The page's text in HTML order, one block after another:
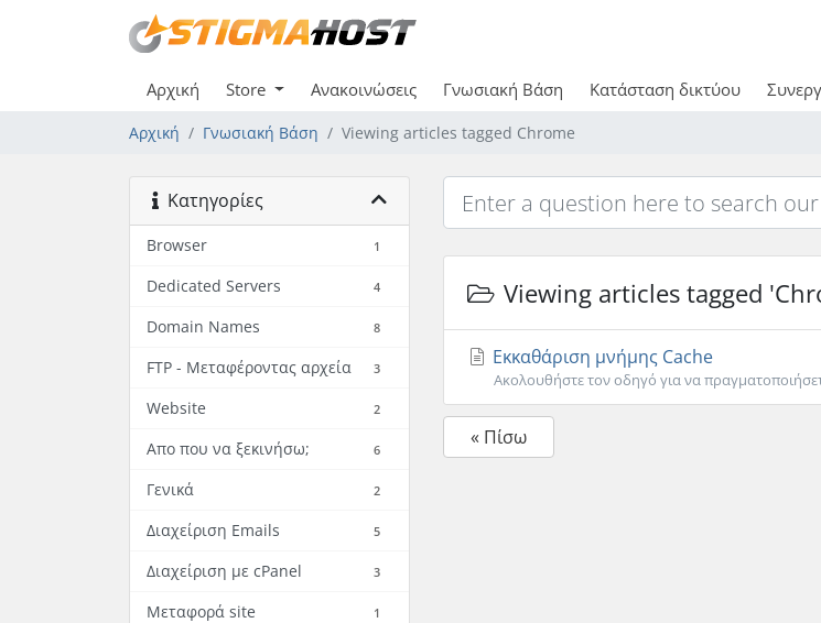
Αρχική Store Ανακοινώσεις Γνωσιακή Βάση Κατάσταση δικτύου
Αρχική Γνωσιακή Βάση Viewing articles tagged Chrome
Κατηγορίες
Browser 1
Dedicated Servers 4
Domain Names 8
FTP - Μεταφέροντας αρχεία 3
Website 2
Απο που να ξεκινήσω; 6
Γενικά 2
Διαχείριση Emails 5
Διαχείριση με cPanel 3
Μεταφορά site 1
Viewing articles tagged
Εκκαθάριση μνήμης Cache
Ακολουθήστε τον οδηγό για να
« Πίσω